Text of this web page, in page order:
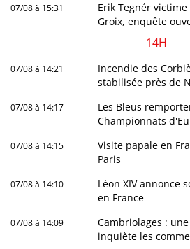
07/08 à 15:31
Erik Tegnér
Groix, enquête
14H
07/08 à 14:21
Incendie des
stabilisée près de
07/08 à 14:17
Les Bleus
Championnats
07/08 à 14:15
Visite papale en
Paris
07/08 à 14:10
Léon XIV annonce
en France
07/08 à 14:09
Cambriolages :
inquiète les